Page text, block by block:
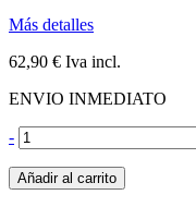
Más detalles
62,90 € Iva incl.
ENVIO INMEDIATO
-
Añadir al carrito